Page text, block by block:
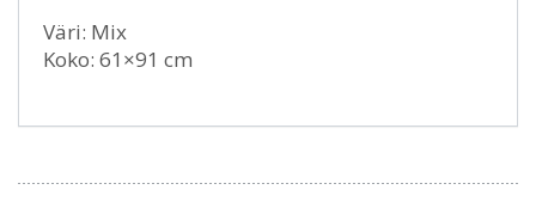
Väri: Mix
Koko: 61×91 cm